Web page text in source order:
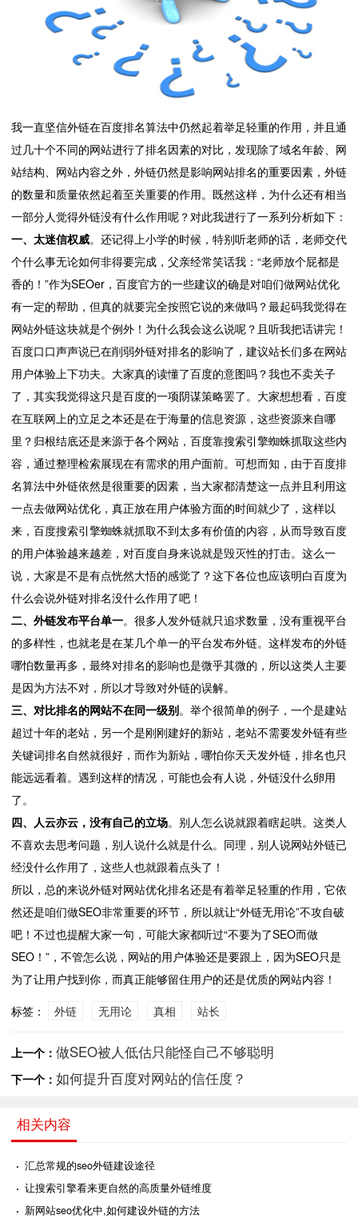
我一直坚信外链在百度排名算法中仍然起着举足轻重的作用，并且通
过几十个不同的网站进行了排名因素的对比，发现除了域名年龄、网
站结构、网站内容之外，外链仍然是影响网站排名的重要因素，外链
的数量和质量依然起着至关重要的作用。既然这样，为什么还有相当
一部分人觉得外链没有什么作用呢？对此我进行了一系列分析如下：
一、太迷信权威。还记得上小学的时候，特别听老师的话，老师交代
个什么事无论如何非得要完成，父亲经常笑话我：“老师放个屁都是
香的！”作为SEOer，百度官方的一些建议的确是对咱们做网站优化
有一定的帮助，但真的就要完全按照它说的来做吗？最起码我觉得在
网站外链这块就是个例外！为什么我会这么说呢？且听我把话讲完！
百度口口声声说已在削弱外链对排名的影响了，建议站长们多在网站
用户体验上下功夫。大家真的读懂了百度的意图吗？我也不卖关子
了，其实我觉得这只是百度的一项阴谋策略罢了。大家想想看，百度
在互联网上的立足之本还是在于海量的信息资源，这些资源来自哪
里？归根结底还是来源于各个网站，百度靠搜索引擎蜘蛛抓取这些内
容，通过整理检索展现在有需求的用户面前。可想而知，由于百度排
名算法中外链依然是很重要的因素，当大家都清楚这一点并且利用这
一点去做网站优化，真正放在用户体验方面的时间就少了，这样以
来，百度搜索引擎蜘蛛就抓取不到太多有价值的内容，从而导致百度
的用户体验越来越差，对百度自身来说就是毁灭性的打击。这么一
说，大家是不是有点恍然大悟的感觉了？这下各位也应该明白百度为
什么会说外链对排名没什么作用了吧！
二、外链发布平台单一。很多人发外链就只追求数量，没有重视平台
的多样性，也就老是在某几个单一的平台发布外链。这样发布的外链
哪怕数量再多，最终对排名的影响也是微乎其微的，所以这类人主要
是因为方法不对，所以才导致对外链的误解。
三、对比排名的网站不在同一级别。举个很简单的例子，一个是建站
超过十年的老站，另一个是刚刚建好的新站，老站不需要发外链有些
关键词排名自然就很好，而作为新站，哪怕你天天发外链，排名也只
能远远看着。遇到这样的情况，可能也会有人说，外链没什么卵用
了。
四、人云亦云，没有自己的立场。别人怎么说就跟着瞎起哄。这类人
不喜欢去思考问题，别人说什么就是什么。同理，别人说网站外链已
经没什么作用了，这些人也就跟着点头了！
所以，总的来说外链对网站优化排名还是有着举足轻重的作用，它依
然还是咱们做SEO非常重要的环节，所以就让“外链无用论”不攻自破
吧！不过也提醒大家一句，可能大家都听过“不要为了SEO而做
SEO！”，不管怎么说，网站的用户体验还是要跟上，因为SEO只是
为了让用户找到你，而真正能够留住用户的还是优质的网站内容！
标签：
外链 无用论 真相 站长
上一个： 做SEO被人低估只能怪自己不够聪明
下一个： 如何提升百度对网站的信任度？
相关内容
· 汇总常规的seo外链建设途径
· 让搜索引擎看来更自然的高质量外链维度
· 新网站seo优化中,如何建设外链的方法